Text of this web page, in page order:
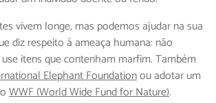
vivem longe, mas podemos ajudar na sua
diz respeito à ameaça humana: não
itens que contenham marfim. Também
Elephant Foundationou adotar um
WWF (World Wide Fund for Nature).